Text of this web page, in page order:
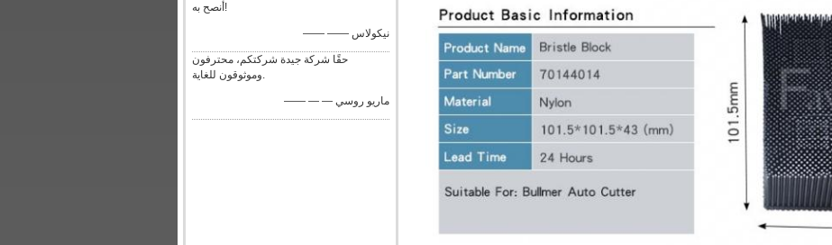
أنصح به!
—— —— نيكولاس
حقًا شركة جيدة شركتكم، محترفون
وموثوقون للغاية.
—— — — ماريو روسي